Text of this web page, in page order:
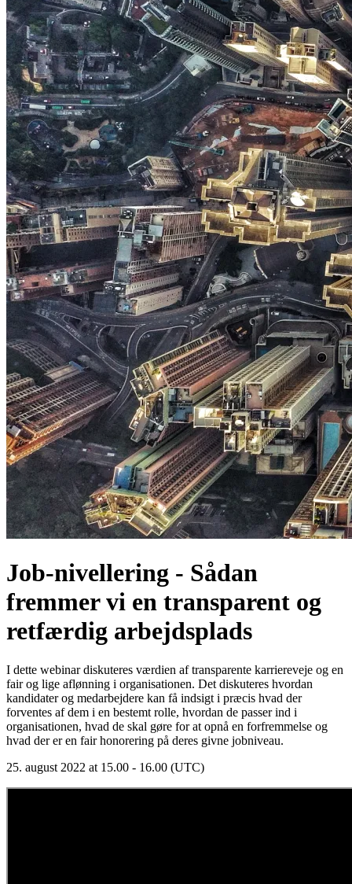
Job-nivellering - Sådan
fremmer vi en transparent og
retfærdig arbejdsplads
I dette webinar diskuteres værdien af ​​transparente karriereveje og en
fair og lige aflønning i organisationen. Det diskuteres hvordan
kandidater og medarbejdere kan få indsigt i præcis hvad der
forventes af dem i en bestemt rolle, hvordan de passer ind i
organisationen, hvad de skal gøre for at opnå en forfremmelse og
hvad der er en fair honorering på deres givne jobniveau.
25. august 2022 at 15.00 - 16.00 (UTC)